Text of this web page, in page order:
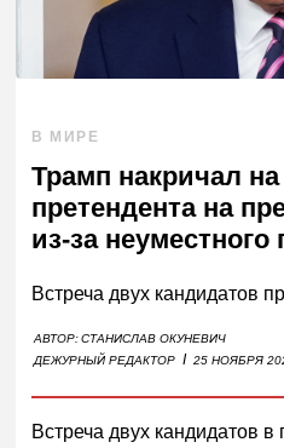
В МИРЕ
Трамп накричал на
претендента на
из-за
Встреча двух кандидатов
АВТОР:СТАНИСЛАВ ОКУНЕВИЧ
ДЕЖУРНЫЙ РЕДАКТОР I 25 НОЯБРЯ
Встреча двух кандидатов